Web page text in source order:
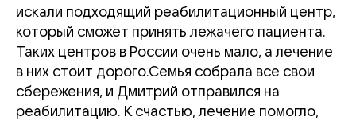
искали подходящий реабилитационный центр,
который сможет принять лежачего пациента.
Таких центров в России очень мало, а лечение
в них стоит дорого.Семья собрала все свои
сбережения, и Дмитрий отправился на
реабилитацию. К счастью, лечение помогло,